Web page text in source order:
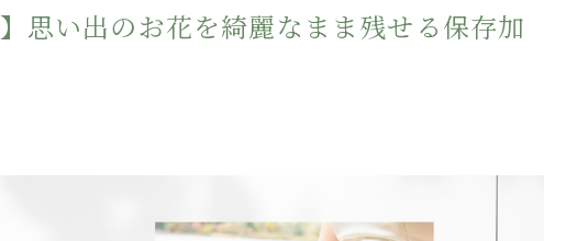
思い出のお花を綺麗なまま残せる保存加